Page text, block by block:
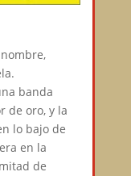
banda
de oro, y la
lo bajo de
en la
de